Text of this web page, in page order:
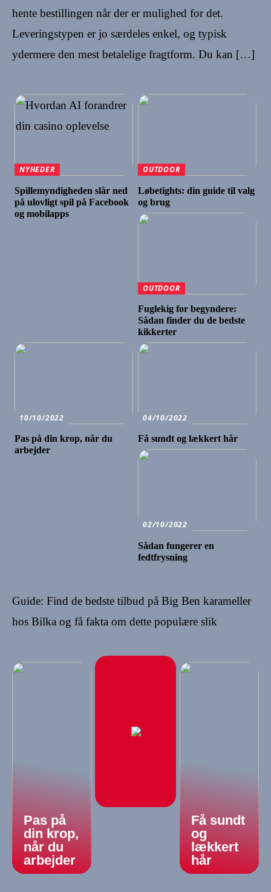
hente bestillingen når der er mulighed for det.
Leveringstypen er jo særdeles enkel, og typisk
ydermere den mest betalelige fragtform. Du kan […]
NYHEDER
Spillemyndigheden slår ned
på ulovligt spil på Facebook
og mobilapps
OUTDOOR
Løbetights: din guide til valg
og brug
OUTDOOR
Fuglekig for begyndere:
Sådan finder du de bedste
kikkerter
10/10/2022
Pas på din krop, når du
arbejder
04/10/2022
Få sundt og lækkert hår
02/10/2022
Sådan fungerer en
fedtfrysning
Guide: Find de bedste tilbud på Big Ben karameller
hos Bilka og få fakta om dette populære slik
Pas på
din krop,
når du
arbejder
Få sundt
og
lækkert
hår